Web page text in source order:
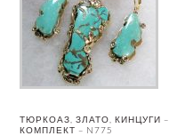
ТЮРКОАЗ, ЗЛАТО, КИНЦУГИ –
КОМПЛЕКТ – N775